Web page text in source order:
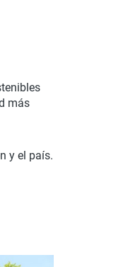
más
y el país.